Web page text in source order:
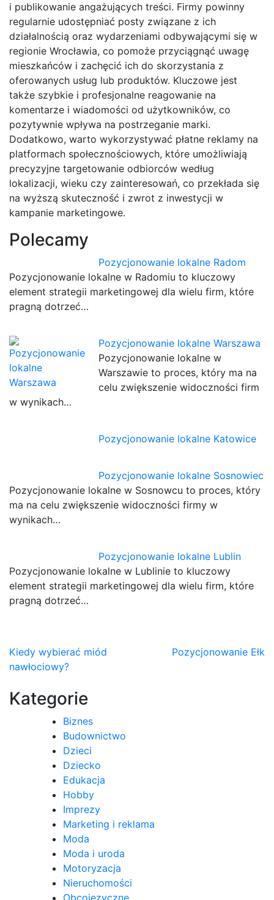
i publikowanie angażujących treści. Firmy powinny
regularnie udostępniać posty związane z ich
działalnością oraz wydarzeniami odbywającymi się w
regionie Wrocławia, co pomoże przyciągnąć uwagę
mieszkańców i zachęcić ich do skorzystania z
oferowanych usług lub produktów. Kluczowe jest
także szybkie i profesjonalne reagowanie na
komentarze i wiadomości od użytkowników, co
pozytywnie wpływa na postrzeganie marki.
Dodatkowo, warto wykorzystywać płatne reklamy na
platformach społecznościowych, które umożliwiają
precyzyjne targetowanie odbiorców według
lokalizacji, wieku czy zainteresowań, co przekłada się
na wyższą skuteczność i zwrot z inwestycji w
kampanie marketingowe.
Polecamy
Pozycjonowanie lokalne Radom
Pozycjonowanie lokalne w Radomiu to kluczowy
element strategii marketingowej dla wielu firm, które
pragną dotrzeć…
Pozycjonowanie lokalne Warszawa
Pozycjonowanie lokalne w
Warszawie to proces, który ma na
celu zwiększenie widoczności firm
w wynikach…
Pozycjonowanie lokalne Katowice
Pozycjonowanie lokalne Sosnowiec
Pozycjonowanie lokalne w Sosnowcu to proces, który
ma na celu zwiększenie widoczności firmy w
wynikach…
Pozycjonowanie lokalne Lublin
Pozycjonowanie lokalne w Lublinie to kluczowy
element strategii marketingowej dla wielu firm, które
pragną dotrzeć…
Nawigacja
wpisu
Kiedy wybierać miód
nawłociowy?
Pozycjonowanie Ełk
Kategorie
Biznes
Budownictwo
Dzieci
Dziecko
Edukacja
Hobby
Imprezy
Marketing i reklama
Moda
Moda i uroda
Motoryzacja
Nieruchomości